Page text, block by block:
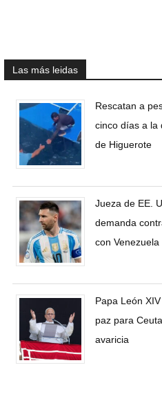
Las más leidas
Rescatan a
cinco días a la
de Higuerote
Jueza de EE.
demanda
con Venezuela
Papa León
paz para
avaricia